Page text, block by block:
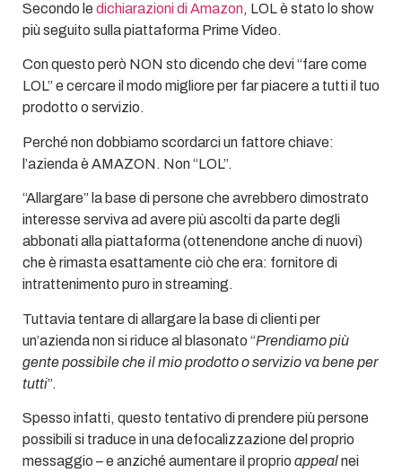
Secondo ledichiarazioni di Amazon, LOL è stato lo show
più seguito sulla piattaforma Prime Video.
Con questo però NON sto dicendo che devi “fare come
LOL” e cercare il modo migliore per far piacere a tutti il tuo
prodotto o servizio.
Perché non dobbiamo scordarci un fattore chiave:
l’azienda è AMAZON. Non “LOL”.
“Allargare” la base di persone che avrebbero dimostrato
interesse serviva ad avere più ascolti da parte degli
abbonati alla piattaforma (ottenendone anche di nuovi)
che è rimasta esattamente ciò che era: fornitore di
intrattenimento puro in streaming.
Tuttavia tentare di allargare la base di clienti per
un’azienda non si riduce al blasonato “Prendiamo più
gente possibile che il mio prodotto o servizio va bene per
tutti”.
Spesso infatti, questo tentativo di prendere più persone
possibili si traduce in una defocalizzazione del proprio
messaggio – e anziché aumentare il proprio appealnei